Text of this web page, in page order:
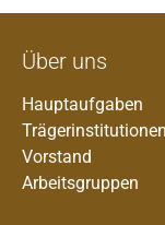
Über uns
Hauptaufgaben
Trägerinstitutionen
Vorstand
Arbeitsgruppen